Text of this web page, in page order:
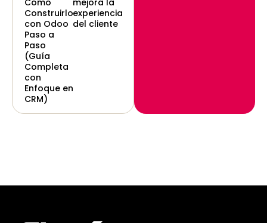
Construirlo
con Odoo
Paso a
Paso
(Guía
Completa
con
Enfoque en
CRM)
experiencia
del cliente